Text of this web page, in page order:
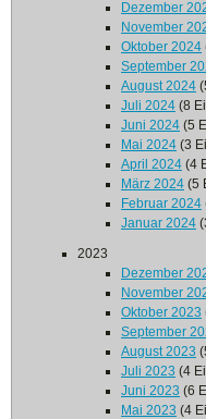
Dezember
November
Oktober 2024
September
August 2024
Juli 2024 (8
Juni 2024 (5
Mai 2024 (3
April 2024 (4
März 2024 (5
Februar 2024
Januar 2024
2023
Dezember
November
Oktober 2023
September
August 2023
Juli 2023 (4
Juni 2023 (6
Mai 2023 (4